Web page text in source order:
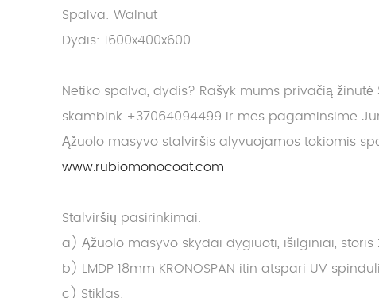
Spalva: Walnut
Dydis: 1600x400x600
Netiko spalva, dydis? Rašyk mums privačią žinutė
skambink +37064094499 ir mes pagaminsime
Ąžuolo masyvo stalviršis alyvuojamos tokiomis
www.rubiomonocoat.com
Stalviršių pasirinkimai:
a) Ąžuolo masyvo skydai dygiuoti, išilginiai, storis
b) LMDP 18mm KRONOSPAN itin atspari UV
c) Stiklas: